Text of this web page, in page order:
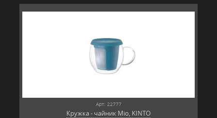
Арт: 22777
Кружка - чайник Mio, KINTO